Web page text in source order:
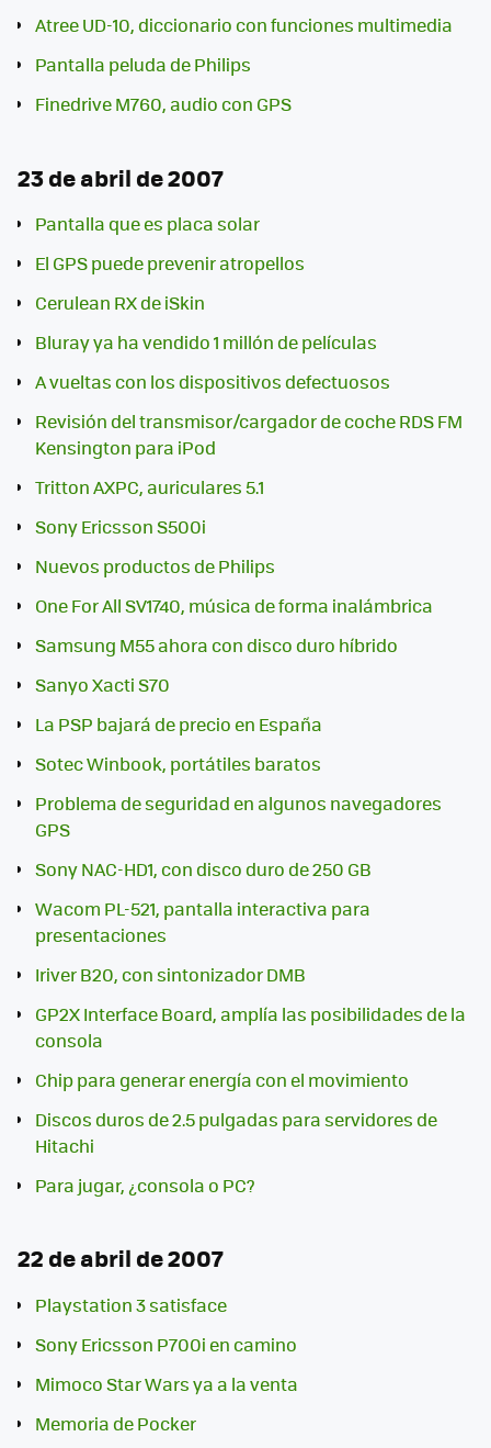
Atree UD-10, diccionario con funciones multimedia
Pantalla peluda de Philips
Finedrive M760, audio con GPS
23 de abril de 2007
Pantalla que es placa solar
El GPS puede prevenir atropellos
Cerulean RX de iSkin
Bluray ya ha vendido 1 millón de películas
A vueltas con los dispositivos defectuosos
Revisión del transmisor/cargador de coche RDS FM
Kensington para iPod
Tritton AXPC, auriculares 5.1
Sony Ericsson S500i
Nuevos productos de Philips
One For All SV1740, música de forma inalámbrica
Samsung M55 ahora con disco duro híbrido
Sanyo Xacti S70
La PSP bajará de precio en España
Sotec Winbook, portátiles baratos
Problema de seguridad en algunos navegadores
GPS
Sony NAC-HD1, con disco duro de 250 GB
Wacom PL-521, pantalla interactiva para
presentaciones
Iriver B20, con sintonizador DMB
GP2X Interface Board, amplía las posibilidades de la
consola
Chip para generar energía con el movimiento
Discos duros de 2.5 pulgadas para servidores de
Hitachi
Para jugar, ¿consola o PC?
22 de abril de 2007
Playstation 3 satisface
Sony Ericsson P700i en camino
Mimoco Star Wars ya a la venta
Memoria de Pocker